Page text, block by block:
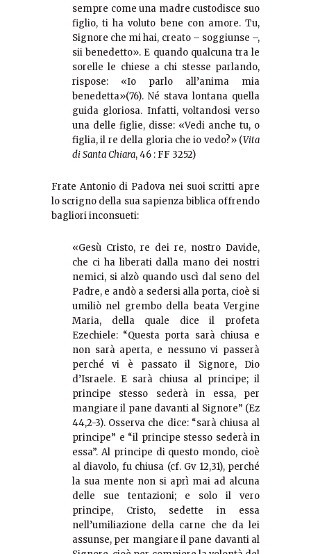
sempre come una madre custodisce suo
figlio, ti ha voluto bene con amore. Tu,
Signore che mi hai, creato – soggiunse –,
sii benedetto». E quando qualcuna tra le
sorelle le chiese a chi stesse parlando,
rispose: «Io parlo all’anima mia
benedetta»(76). Né stava lontana quella
guida gloriosa. Infatti, voltandosi verso
una delle figlie, disse: «Vedi anche tu, o
figlia, il re della gloria che io vedo?» (Vita
di Santa Chiara, 46 : FF 3252)
Frate Antonio di Padova nei suoi scritti apre
lo scrigno della sua sapienza biblica offrendo
bagliori inconsueti:
«Gesù Cristo, re dei re, nostro Davide,
che ci ha liberati dalla mano dei nostri
nemici, si alzò quando uscì dal seno del
Padre, e andò a sedersi alla porta, cioè si
umiliò nel grembo della beata Vergine
Maria, della quale dice il profeta
Ezechiele: “Questa porta sarà chiusa e
non sarà aperta, e nessuno vi passerà
perché vi è passato il Signore, Dio
d’Israele. E sarà chiusa al principe; il
principe stesso sederà in essa, per
mangiare il pane davanti al Signore” (Ez
44,2-3). Osserva che dice: “sarà chiusa al
principe” e “il principe stesso sederà in
essa”. Al principe di questo mondo, cioè
al diavolo, fu chiusa (cf. Gv 12,31), perché
la sua mente non si aprì mai ad alcuna
delle sue tentazioni; e solo il vero
principe, Cristo, sedette in essa
nell’umiliazione della carne che da lei
assunse, per mangiare il pane davanti al